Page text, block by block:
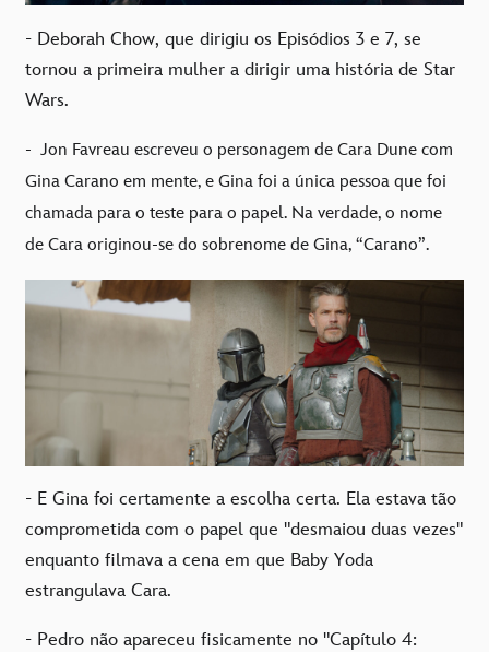
- Deborah Chow, que dirigiu os Episódios 3 e 7, se
tornou a primeira mulher a dirigir uma história de Star
Wars.
- Jon Favreau escreveu o personagem de Cara Dune com
Gina Carano em mente, e Gina foi a única pessoa que foi
chamada para o teste para o papel. Na verdade, o nome
de Cara originou-se do sobrenome de Gina, “Carano”.
- E Gina foi certamente a escolha certa. Ela estava tão
comprometida com o papel que "desmaiou duas vezes"
enquanto filmava a cena em que Baby Yoda
estrangulava Cara.
- Pedro não apareceu fisicamente no "Capítulo 4: